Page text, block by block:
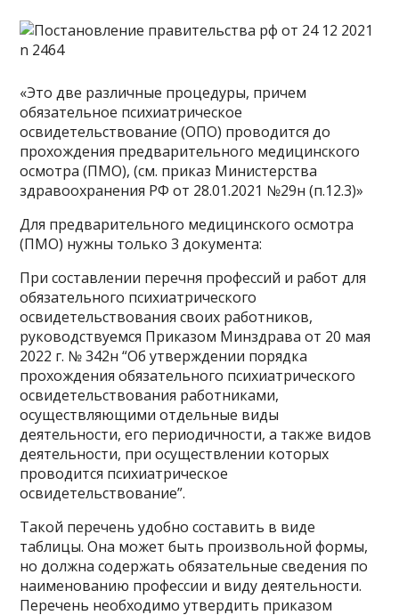
«Это две различные процедуры, причем
обязательное психиатрическое
освидетельствование (ОПО) проводится до
прохождения предварительного медицинского
осмотра (ПМО), (см. приказ Министерства
здравоохранения РФ от 28.01.2021 №29н (п.12.3)»
Для предварительного медицинского осмотра
(ПМО) нужны только 3 документа:
При составлении перечня профессий и работ для
обязательного психиатрического
освидетельствования своих работников,
руководствуемся Приказом Минздрава от 20 мая
2022 г. № 342н “Об утверждении порядка
прохождения обязательного психиатрического
освидетельствования работниками,
осуществляющими отдельные виды
деятельности, его периодичности, а также видов
деятельности, при осуществлении которых
проводится психиатрическое
освидетельствование”.
Такой перечень удобно составить в виде
таблицы. Она может быть произвольной формы,
но должна содержать обязательные сведения по
наименованию профессии и виду деятельности.
Перечень необходимо утвердить приказом